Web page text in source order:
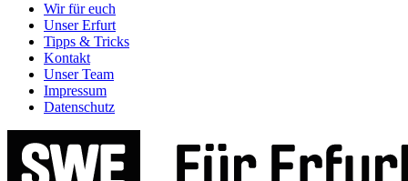
Wir für euch
Unser Erfurt
Tipps & Tricks
Kontakt
Unser Team
Impressum
Datenschutz